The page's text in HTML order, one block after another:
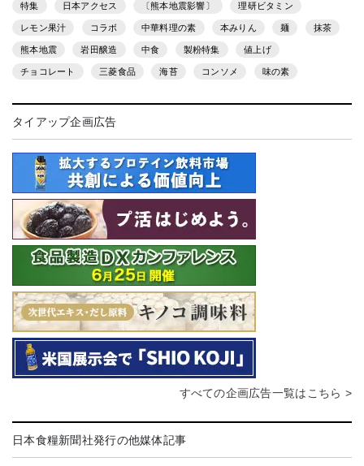
特集 日本アクセス 〔熊本地震影響〕 理研ビタミン
レモン果汁 コラボ 中華料理の素 本みりん 麺 抹茶
熊本地震 岩田醸造 中食 製粉特集 値上げ
チョコレート 三菱食品 海苔 コンソメ 味の素
タイアップ企画広告
すべての企画広告一覧はこちら >
日本食糧新聞社発行の他媒体記事